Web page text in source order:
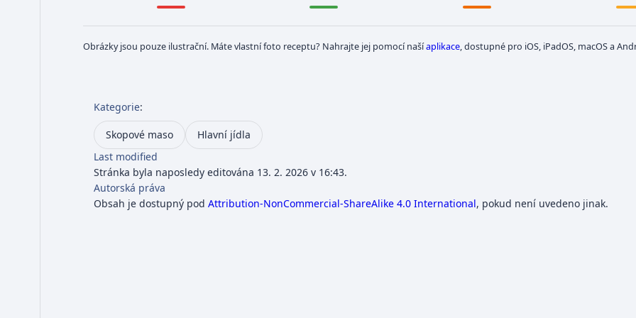
Obrázky jsou pouze ilustrační. Máte vlastní foto receptu? Nahrajte jej pomocí našíaplikace, dostupné pro iOS, iPadOS, macOS a
Kategorie:
Skopové maso
Hlavní jídla
Last modified
Stránka byla naposledy editována 13. 2. 2026 v 16:43.
Autorská práva
Obsah je dostupný pod Attribution-NonCommercial-ShareAlike 4.0 International, pokud není uvedeno jinak.